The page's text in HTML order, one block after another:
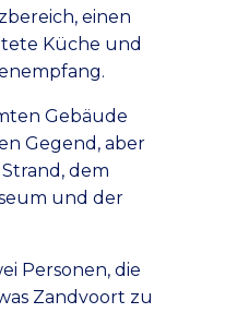
einen
Küche und
Gebäude
Gegend, aber
dem
und der
Personen, die
Zandvoort zu